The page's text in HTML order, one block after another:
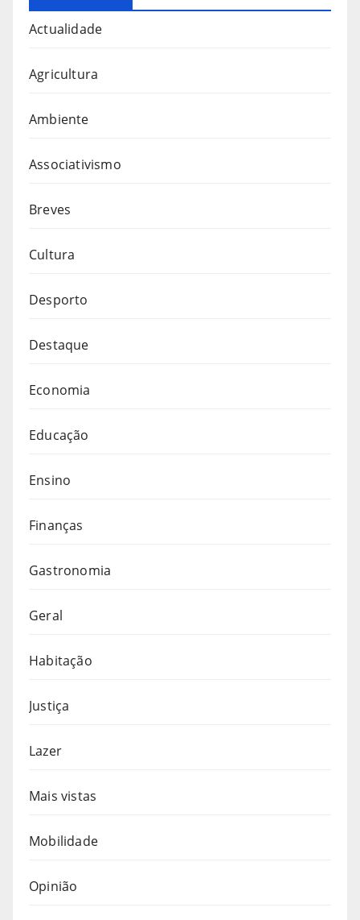
Actualidade
Agricultura
Ambiente
Associativismo
Breves
Cultura
Desporto
Destaque
Economia
Educação
Ensino
Finanças
Gastronomia
Geral
Habitação
Justiça
Lazer
Mais vistas
Mobilidade
Opinião